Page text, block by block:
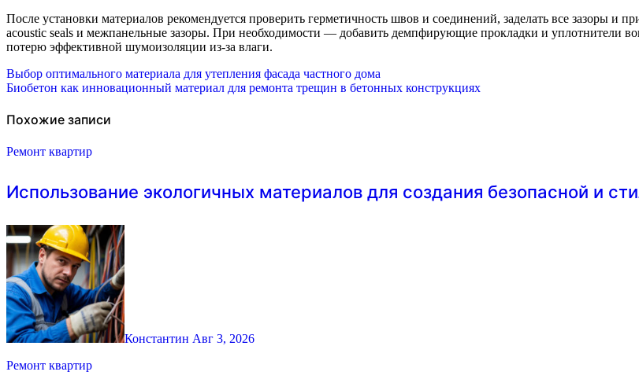
После установки материалов рекомендуется проверить герметичность швов и соединений, заделать все зазоры и
acoustic seals и межпанельные зазоры. При необходимости — добавить демпфирующие прокладки и уплотнители
потерю эффективной шумоизоляции из-за влаги.
Навигация
записям
Выбор оптимального материала для утепления фасада частного дома
Биобетон как инновационный материал для ремонта трещин в бетонных конструкциях
Похожие записи
Ремонт квартир
Использование экологичных материалов для создания безопасной и
Константин Авг 3, 2026
Ремонт квартир